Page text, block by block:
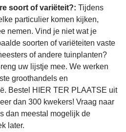
soort of variëteit?: Tijdens
particulier komen kijken,
nemen. Vind je niet wat je
soorten of variëteiten vaste
of andere tuinplanten?
uw lijstje mee. We werken
groothandels en
Bestel HIER TER PLAATSE uit
dan 300 kwekers! Vraag naar
dan meestal mogelijk de
later.